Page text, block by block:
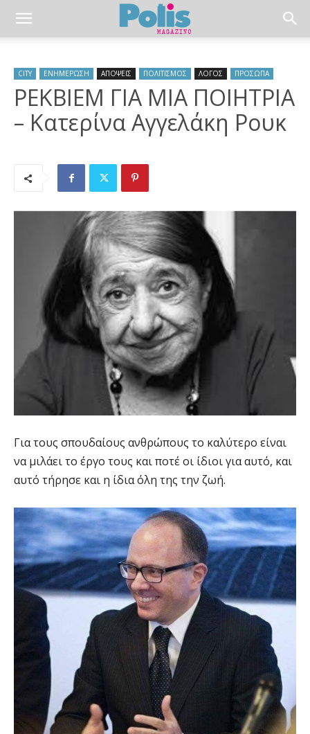
CITY ΕΝΗΜΕΡΩΣΗ ΑΠΟΨΕΙΣ ΠΟΛΙΤΙΣΜΟΣ ΛΟΓΟΣ ΠΡΟΣΩΠΑ
ΡΕΚΒΙΕΜ ΓΙΑ ΜΙΑ ΠΟΙΗΤΡΙΑ
– Κατερίνα Αγγελάκη Ρουκ
Για τους σπουδαίους ανθρώπους το καλύτερο είναι
να μιλάει το έργο τους και ποτέ οι ίδιοι για αυτό, και
αυτό τήρησε και η ίδια όλη της την ζωή.